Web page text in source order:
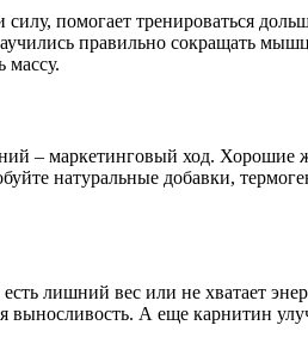
помогает тренироваться
правильно сокращать
массу.
– маркетинговый ход. Хорошие
натуральные добавки,
лишний вес или не хватает
А еще карнитин